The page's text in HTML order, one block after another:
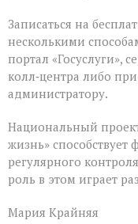
Записаться на
несколькими
портал «Госуслуги»,
колл‑центра либо
администратору.
Национальный
жизнь»
регулярного
роль в этом играет
Мария Крайняя